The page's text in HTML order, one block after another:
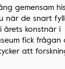
gemensam
när de snart
årets konstnär i
fick frågan
att